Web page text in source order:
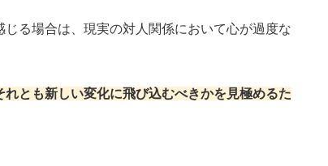
る場合は、現実の対人関係において心が過度な
とも新しい変化に飛び込むべきかを見極めるた